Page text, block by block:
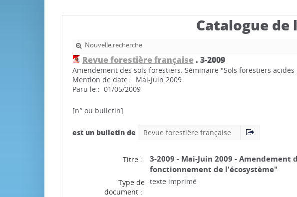
Catalogue de
Nouvelle recherche
Revue forestière française . 3-2009
Amendement des sols forestiers. Séminaire "Sols forestiers
Mention de date : Mai-Juin 2009
Paru le : 01/05/2009
[n° ou bulletin]
est un bulletin de Revue forestière française
Titre :
3-2009 - Mai-Juin 2009 -
fonctionnement de l'écosystème"
Type de
document :
texte imprimé